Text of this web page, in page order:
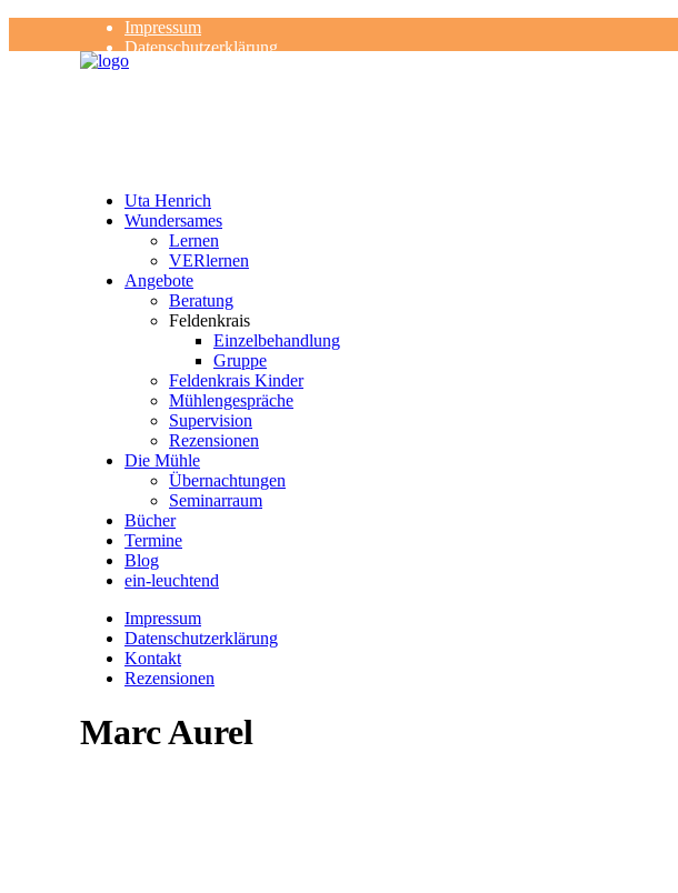
Impressum
Datenschutzerklärung
Kontakt
Uta Henrich
Wundersames
Lernen
VERlernen
Angebote
Beratung
Feldenkrais
Einzelbehandlung
Gruppe
Feldenkrais Kinder
Mühlengespräche
Supervision
Rezensionen
Die Mühle
Übernachtungen
Seminarraum
Bücher
Termine
Blog
ein-leuchtend
Impressum
Datenschutzerklärung
Kontakt
Rezensionen
Marc Aurel